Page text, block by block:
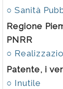
○ Sanità
Regione
PNRR
○
Patente, i
○ Inutile